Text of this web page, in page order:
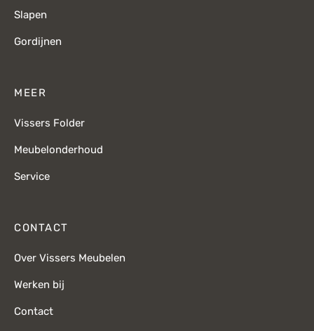
Slapen
Gordijnen
MEER
Vissers Folder
Meubelonderhoud
Service
CONTACT
Over Vissers Meubelen
Werken bij
Contact